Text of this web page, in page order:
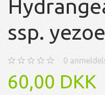
ssp.
0
60,00 DKK